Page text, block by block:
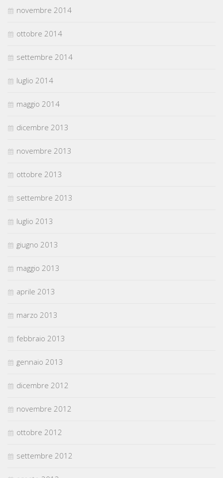
novembre 2014
ottobre 2014
settembre 2014
luglio 2014
maggio 2014
dicembre 2013
novembre 2013
ottobre 2013
settembre 2013
luglio 2013
giugno 2013
maggio 2013
aprile 2013
marzo 2013
febbraio 2013
gennaio 2013
dicembre 2012
novembre 2012
ottobre 2012
settembre 2012